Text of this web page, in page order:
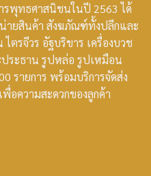
พุทธศาสนิชนในปี 2563 ได้
ายสินค้า สังฆภัณฑ์ทั้งปลีกและ
ตรจีวร อัฐบริขาร เครื่องบวช
ประธาน รูปหล่อ รูปเหมือน
รายการ พร้อมบริการจัดส่ง
อความสะดวกของลูกค้า